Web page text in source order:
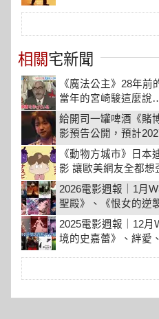
相關宅新聞
《魔法公主》28年
當年的宮崎駿這麼
給開司一罐啤酒《賭
影預告公開，預計
《動物方城市》日本
影 讓歐美網友全都想
2026電影週報｜1月
聖殿》、《恨女的逆
他》上映
2025電影週報｜12月
境的史嘉蕾》、絆愛